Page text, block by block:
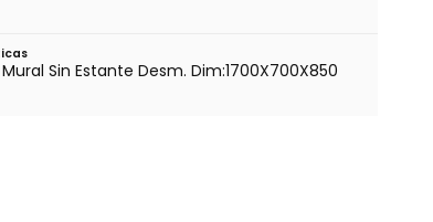
Sin Estante Desm. Dim:1700X700X850